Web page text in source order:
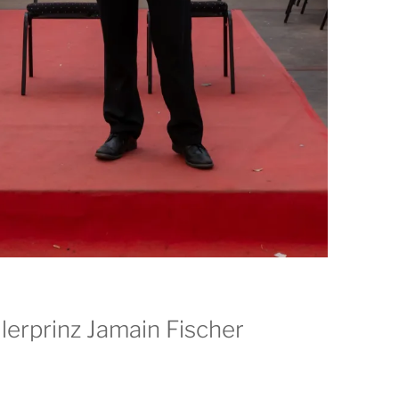
Jamain Fischer